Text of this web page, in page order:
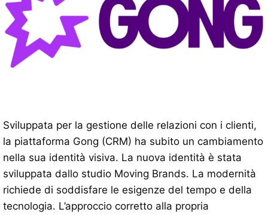
Sviluppata per la gestione delle relazioni con i clienti,
la piattaforma Gong (CRM) ha subito un cambiamento
nella sua identità visiva. La nuova identità è stata
sviluppata dallo studio Moving Brands. La modernità
richiede di soddisfare le esigenze del tempo e della
tecnologia. L’approccio corretto alla propria